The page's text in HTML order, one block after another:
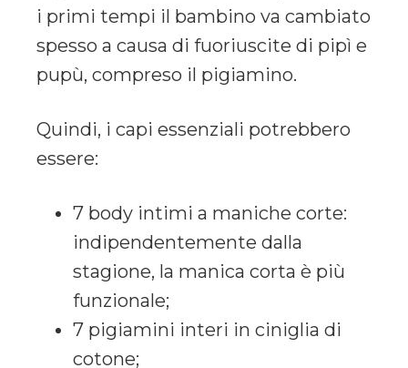
i primi tempi il bambino va cambiato
spesso a causa di fuoriuscite di pipì e
pupù, compreso il pigiamino.
Quindi, i capi essenziali potrebbero
essere:
7 body intimi a maniche corte:
indipendentemente dalla
stagione, la manica corta è più
funzionale;
7 pigiamini interi in ciniglia di
cotone;